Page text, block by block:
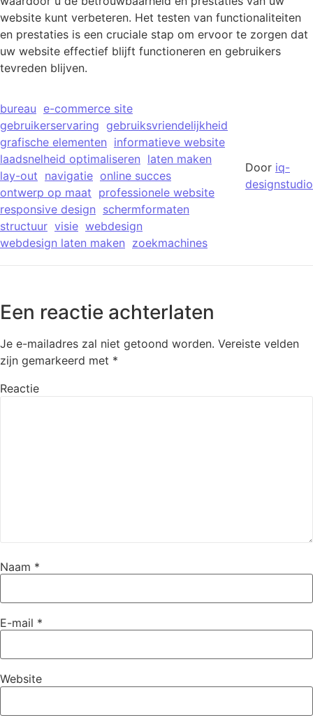
website kunt verbeteren. Het testen van functionaliteiten
en prestaties is een cruciale stap om ervoor te zorgen dat
uw website effectief blijft functioneren en gebruikers
tevreden blijven.
bureau e-commerce site
gebruikerservaring gebruiksvriendelijkheid
grafische elementen informatieve website
laadsnelheid optimaliseren laten maken
lay-out navigatie online succes
ontwerp op maat professionele website
responsive design schermformaten
structuur visie webdesign
webdesign laten maken zoekmachines
Door iq-
designstudio
Een reactie achterlaten
Je e-mailadres zal niet getoond worden. Vereiste velden
zijn gemarkeerd met *
Reactie
Naam *
E-mail *
Website